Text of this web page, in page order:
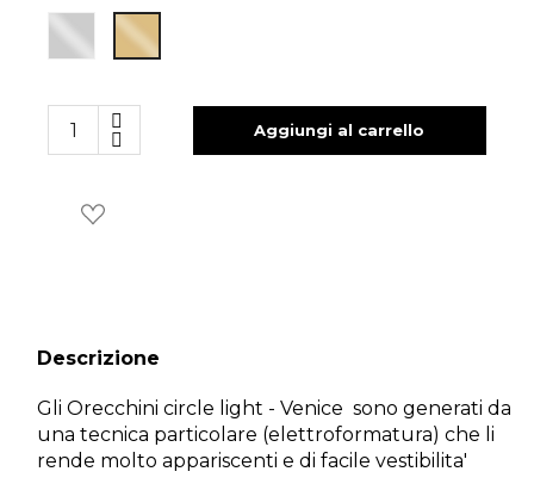
ARGENTO
BIANCOGIALLO
Aggiungi al carrello
Descrizione
Gli Orecchini circle light - Venice sono generati da
una tecnica particolare (elettroformatura) che li
rende molto appariscenti e di facile vestibilita'
Annulla Wishlist